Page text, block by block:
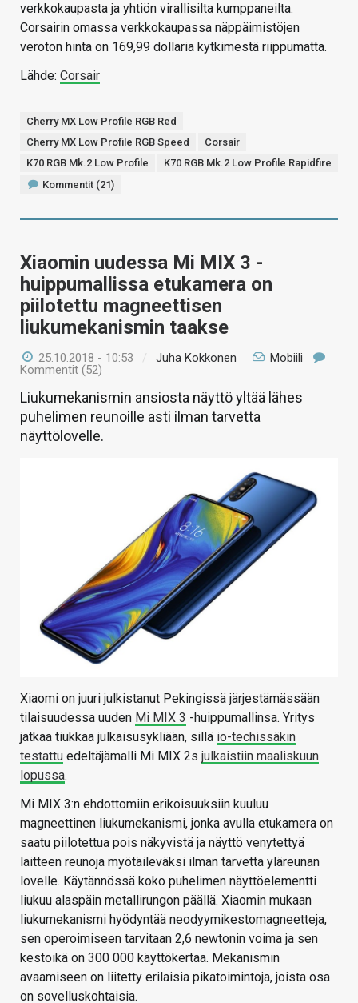
verkkokaupasta ja yhtiön virallisilta kumppaneilta.
Corsairin omassa verkkokaupassa näppäimistöjen
veroton hinta on 169,99 dollaria kytkimestä riippumatta.
Lähde: Corsair
Cherry MX Low Profile RGB Red
Cherry MX Low Profile RGB Speed
Corsair
K70 RGB Mk.2 Low Profile
K70 RGB Mk.2 Low Profile Rapidfire
Kommentit (21)
Xiaomin uudessa Mi MIX 3 -
huippumallissa etukamera on
piilotettu magneettisen
liukumekanismin taakse
25.10.2018 - 10:53 / Juha Kokkonen
Mobiili
Kommentit (52)
Liukumekanismin ansiosta näyttö yltää lähes
puhelimen reunoille asti ilman tarvetta
näyttölovelle.
Xiaomi on juuri julkistanut Pekingissä järjestämässään
tilaisuudessa uuden Mi MIX 3 -huippumallinsa. Yritys
jatkaa tiukkaa julkaisusykliään, sillä io-techissäkin
testattu edeltäjämalli Mi MIX 2s julkaistiin maaliskuun
lopussa.
Mi MIX 3:n ehdottomiin erikoisuuksiin kuuluu
magneettinen liukumekanismi, jonka avulla etukamera on
saatu piilotettua pois näkyvistä ja näyttö venytettyä
laitteen reunoja myötäileväksi ilman tarvetta yläreunan
lovelle. Käytännössä koko puhelimen näyttöelementti
liukuu alaspäin metallirungon päällä. Xiaomin mukaan
liukumekanismi hyödyntää neodyymikestomagneetteja,
sen operoimiseen tarvitaan 2,6 newtonin voima ja sen
kestoikä on 300 000 käyttökertaa. Mekanismin
avaamiseen on liitetty erilaisia pikatoimintoja, joista osa
on sovelluskohtaisia.